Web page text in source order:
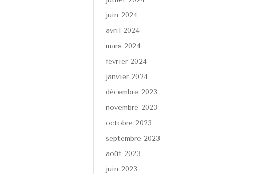
juin 2024
avril 2024
mars 2024
février 2024
janvier 2024
décembre 2023
novembre 2023
octobre 2023
septembre 2023
août 2023
juin 2023